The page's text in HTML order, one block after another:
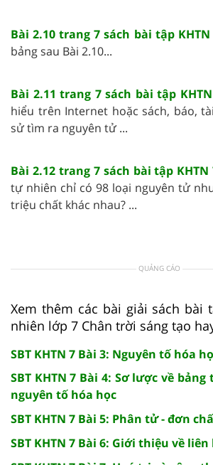
Bài 2.10 trang 7 sách bài tập KHTN
bảng sau Bài 2.10...
Bài 2.11 trang 7 sách bài tập
hiểu trên Internet hoặc sách, báo,
sử tìm ra nguyên tử ...
Bài 2.12 trang 7 sách bài tập
tự nhiên chỉ có 98 loại nguyên tử
triệu chất khác nhau? ...
QUẢNG CÁO
Xem thêm các bài giải sách bài
nhiên lớp 7 Chân trời sáng tạo
SBT KHTN 7 Bài 3: Nguyên tố hóa
SBT KHTN 7 Bài 4: Sơ lược về
nguyên tố hóa học
SBT KHTN 7 Bài 5: Phân tử - đơn
SBT KHTN 7 Bài 6: Giới thiệu về